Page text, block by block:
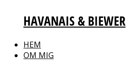
HAVANAIS & BIEWER
HEM
OM MIG